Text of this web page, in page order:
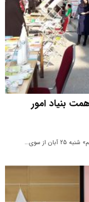
بنیاد امور